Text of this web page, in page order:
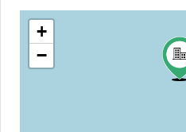
+
−